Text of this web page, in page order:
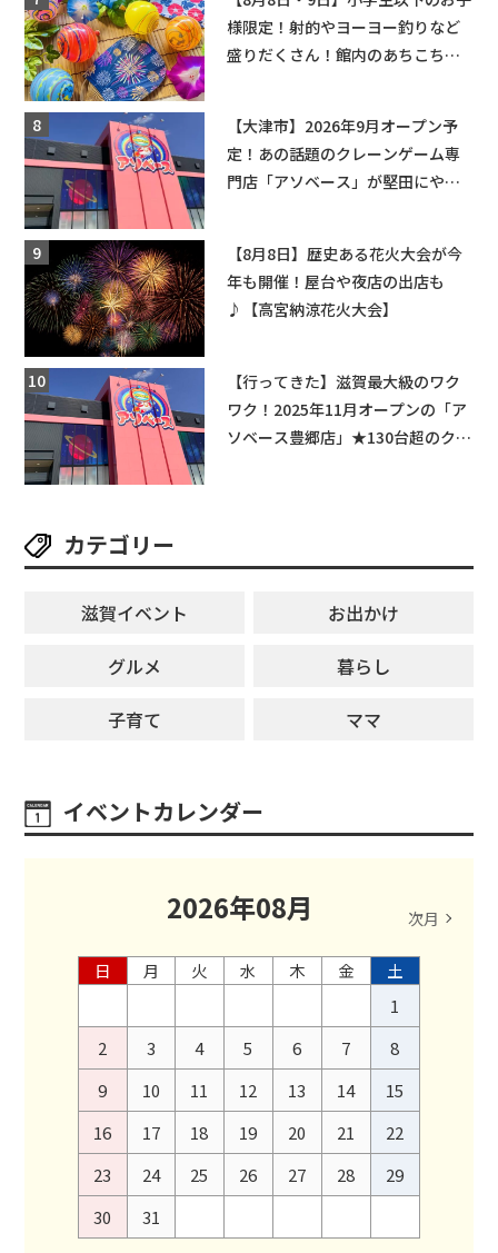
様限定！射的やヨーヨー釣りなど
盛りだくさん！館内のあちこちに
【大津市】2026年9月オープン予
定！あの話題のクレーンゲーム専
門店「アソベース」が堅田にやっ
【8月8日】歴史ある花火大会が今
年も開催！屋台や夜店の出店も
♪【高宮納涼花火大会】
【行ってきた】滋賀最大級のワク
ワク！2025年11月オープンの「ア
ソベース豊郷店」★130台超のクレ
カテゴリー
滋賀イベント
お出かけ
グルメ
暮らし
子育て
ママ
イベントカレンダー
2026年08月 次月
日 月 火 水 木 金
土
1
2
3 4 5 6 7
8
9
10 11 12 13 14
15
16
17 18 19 20 21
22
23
24 25 26 27 28
29
30
31